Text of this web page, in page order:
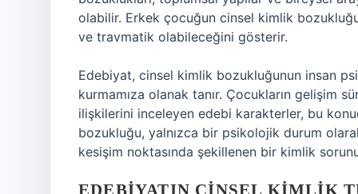
olabilir. Erkek çocuğun cinsel kimlik
ve travmatik olabileceğini gösterir.
Edebiyat, cinsel kimlik bozukluğunun insan
kurmamıza olanak tanır. Çocukların gelişim
ilişkilerini inceleyen edebi karakterler, bu
bozukluğu, yalnızca bir psikolojik durum
kesişim noktasında şekillenen bir kimlik
EDEBIYATIN CINSEL KIMLIK